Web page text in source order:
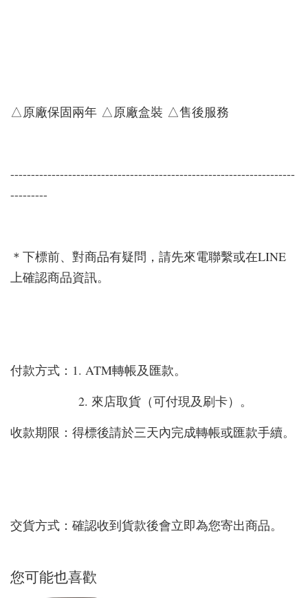
△原廠保固兩年 △原廠盒裝 △售後服務
---------------------------------------------------------------------
---------
＊下標前、對商品有疑問，請先來電聯繫或在LINE
上確認商品資訊。
付款方式：1. ATM轉帳及匯款。
2. 來店取貨（可付現及刷卡）。
收款期限：得標後請於三天內完成轉帳或匯款手續。
交貨方式：確認收到貨款後會立即為您寄出商品。
您可能也喜歡